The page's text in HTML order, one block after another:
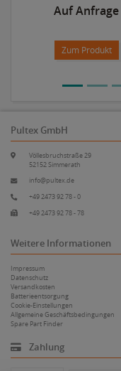
Auf Anfrage
Zum Produkt
Pultex GmbH
Völlesbruchstraße 29
52152 Simmerath
info@pultex.de
+49 2473 92 78 - 0
+49 2473 92 78 - 78
Weitere Informationen
Impressum
Datenschutz
Versandkosten
Batterieentsorgung
Cookie-Einstellungen
Allgemeine Geschäftsbedingungen
Spare Part Finder
Zahlung